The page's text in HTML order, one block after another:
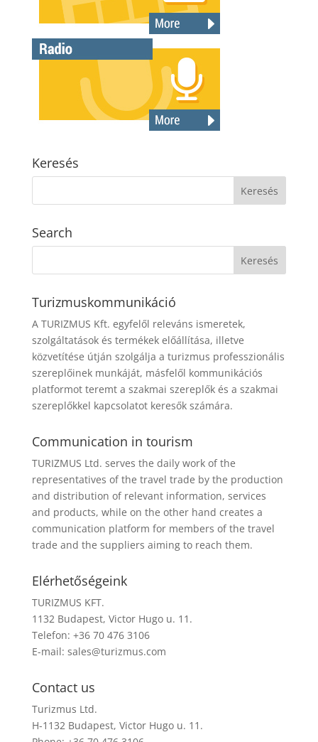
Keresés
Search
Turizmuskommunikáció
A TURIZMUS Kft. egyfelől releváns ismeretek,
szolgáltatások és termékek előállítása, illetve
közvetítése útján szolgálja a turizmus professzionális
szereplőinek munkáját, másfelől kommunikációs
platformot teremt a szakmai szereplők és a szakmai
szereplőkkel kapcsolatot keresők számára.
Communication in tourism
TURIZMUS Ltd. serves the daily work of the
representatives of the travel trade by the production
and distribution of relevant information, services
and products, while on the other hand creates a
communication platform for members of the travel
trade and the suppliers aiming to reach them.
Elérhetőségeink
TURIZMUS KFT.
1132 Budapest, Victor Hugo u. 11.
Telefon: +36 70 476 3106
E-mail: sales@turizmus.com
Contact us
Turizmus Ltd.
H-1132 Budapest, Victor Hugo u. 11.